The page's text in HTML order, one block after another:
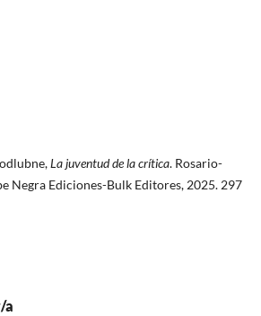
La juventud de la crítica. Rosario-
Negra Ediciones-Bulk Editores, 2025. 297
a